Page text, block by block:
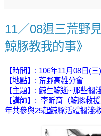
11／08週三荒野
鯨豚教我的事》
【時間】: 106年11月08日(
【地點】: 荒野高雄分會
【主題】: 鯨生鯨逝~那些擱
【講師】: 李昕育（鯨豚救
年共參與25起鯨豚活體擱淺救